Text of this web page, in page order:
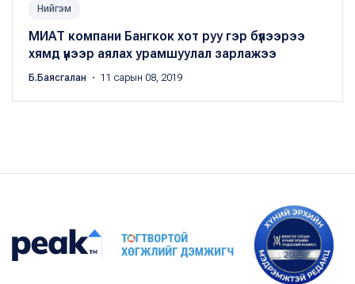
Нийгэм
МИАТ компани Бангкок хот руу гэр бүлээрээ
хямд үнээр аялах урамшуулал зарлажээ
Б.Баясгалан ・ 11 сарын 08, 2019